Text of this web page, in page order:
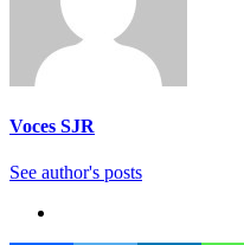
Voces SJR
See author's posts